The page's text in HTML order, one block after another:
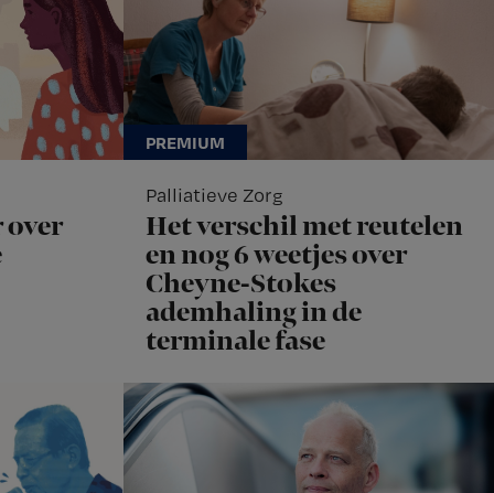
over
Palliatieve Zorg
Het verschil met reutelen
en nog 6 weetjes over
Cheyne-Stokes
ademhaling in de
terminale fase